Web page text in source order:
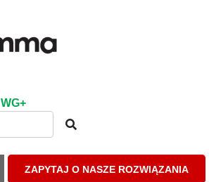
WG+
ZAPYTAJ O NASZE ROZWIĄZANIA